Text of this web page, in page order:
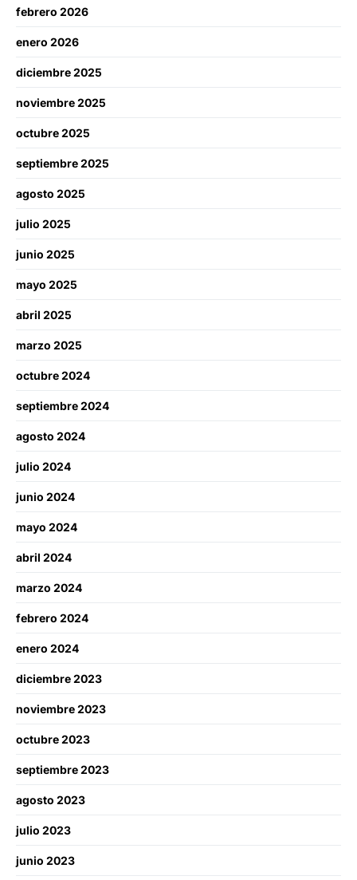
febrero 2026
enero 2026
diciembre 2025
noviembre 2025
octubre 2025
septiembre 2025
agosto 2025
julio 2025
junio 2025
mayo 2025
abril 2025
marzo 2025
octubre 2024
septiembre 2024
agosto 2024
julio 2024
junio 2024
mayo 2024
abril 2024
marzo 2024
febrero 2024
enero 2024
diciembre 2023
noviembre 2023
octubre 2023
septiembre 2023
agosto 2023
julio 2023
junio 2023